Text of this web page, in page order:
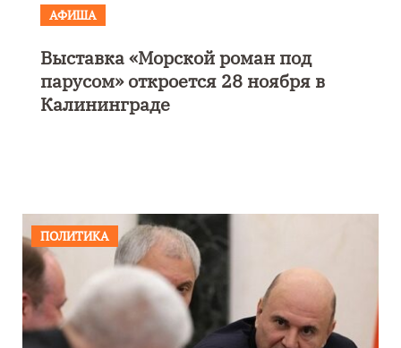
АФИША
Выставка «Морской роман под
парусом» откроется 28 ноября в
Калининграде
ПОЛИТИКА